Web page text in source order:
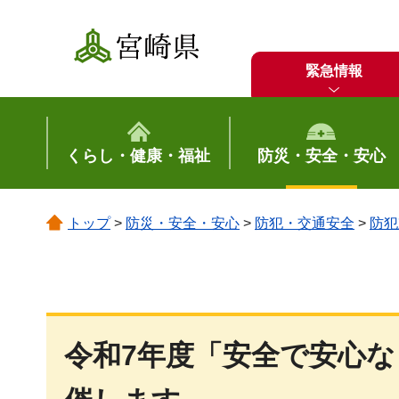
宮崎県
緊急情報
くらし・健康・福祉 防災・安全・安心
トップ> 防災・安全・安心 > 防犯・交通安全 > 防
令和7年度「安全で安心